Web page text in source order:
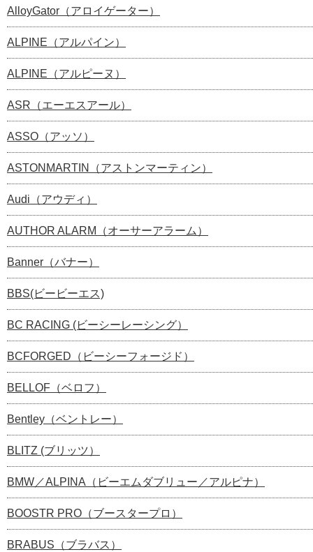
AlloyGator（アロイゲーター）
ALPINE（アルパイン）
ALPINE（アルピーヌ）
ASR（エーエスアール）
ASSO（アッソ）
ASTONMARTIN（アストンマーティン）
Audi（アウディ）
AUTHOR ALARM（オーサーアラーム）
Banner（バナー）
BBS(ビービーエス)
BC RACING (ビーシーレーシング）
BCFORGED（ビーシーフォージド）
BELLOF（ベロフ）
Bentley（ベントレー）
BLITZ (ブリッツ）
BMW／ALPINA（ビーエムダブリュー／アルピナ）
BOOSTR PRO（ブースタープロ）
BRABUS（ブラバス）